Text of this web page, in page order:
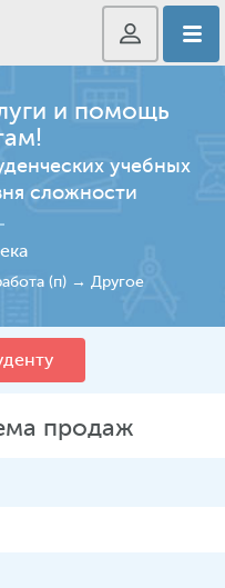
и помощь
учебных
сложности
(п)→ Другое
продаж